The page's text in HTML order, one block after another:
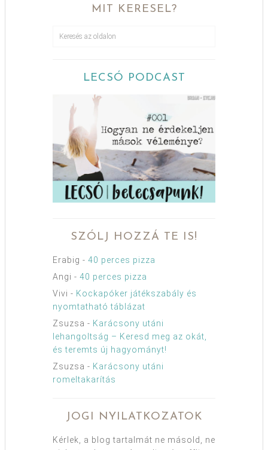
MIT KERESEL?
LECSÓ PODCAST
SZÓLJ HOZZÁ TE IS!
Erabig - 40 perces pizza
Angi - 40 perces pizza
Vivi - Kockapóker játékszabály és
nyomtatható táblázat
Zsuzsa - Karácsony utáni
lehangoltság – Keresd meg az okát,
és teremts új hagyományt!
Zsuzsa - Karácsony utáni
romeltakarítás
JOGI NYILATKOZATOK
Kérlek, a blog tartalmát ne másold, ne